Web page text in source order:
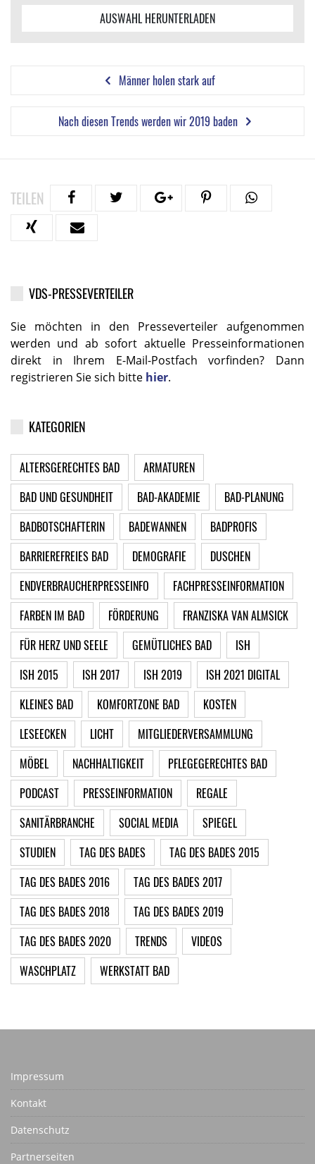
AUSWAHL HERUNTERLADEN
Männer holen stark auf
Nach diesen Trends werden wir 2019 baden
TEILEN
VDS-PRESSEVERTEILER
Sie möchten in den Presseverteiler aufgenommen
werden und ab sofort aktuelle Presseinformationen
direkt in Ihrem E-Mail-Postfach vorfinden? Dann
registrieren Sie sich bitte hier.
KATEGORIEN
ALTERSGERECHTES BAD
ARMATUREN
BAD UND GESUNDHEIT
BAD-AKADEMIE
BAD-PLANUNG
BADBOTSCHAFTERIN
BADEWANNEN
BADPROFIS
BARRIEREFREIES BAD
DEMOGRAFIE
DUSCHEN
ENDVERBRAUCHERPRESSEINFO
FACHPRESSEINFORMATION
FARBEN IM BAD
FÖRDERUNG
FRANZISKA VAN ALMSICK
FÜR HERZ UND SEELE
GEMÜTLICHES BAD
ISH
ISH 2015
ISH 2017 ISH 2019
ISH 2021 DIGITAL
KLEINES BAD
KOMFORTZONE BAD
KOSTEN
LESEECKEN
LICHT
MITGLIEDERVERSAMMLUNG
MÖBEL
NACHHALTIGKEIT
PFLEGEGERECHTES BAD
PODCAST
PRESSEINFORMATION
REGALE
SANITÄRBRANCHE
SOCIAL MEDIA
SPIEGEL
STUDIEN
TAG DES BADES
TAG DES BADES 2015
TAG DES BADES 2016
TAG DES BADES 2017
TAG DES BADES 2018
TAG DES BADES 2019
TAG DES BADES 2020
TRENDS
VIDEOS
WASCHPLATZ
WERKSTATT BAD
Impressum
Kontakt
Datenschutz
Partnerseiten